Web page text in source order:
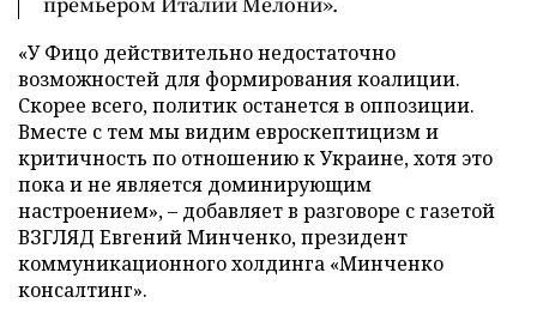
«У Фицо действительно недостаточно
возможностей для формирования коалиции.
Скорее всего, политик останется в оппозиции.
Вместе с тем мы видим евроскептицизм и
критичность по отношению к Украине, хотя это
пока и не является доминирующим
настроением», – добавляет в разговоре с газетой
ВЗГЛЯД Евгений Минченко, президент
коммуникационного холдинга «Минченко
консалтинг».